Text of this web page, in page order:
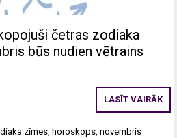
četras zodiaka
būs nudien vētrains
LASĪT VAIRĀK
zīmes, horoskops,novembris